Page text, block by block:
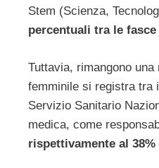
Stem (Scienza,
percentuali tra le fasce
Tuttavia, rimangono
femminile si registra tra
Servizio Sanitario
medica, come
rispettivamente al 38%